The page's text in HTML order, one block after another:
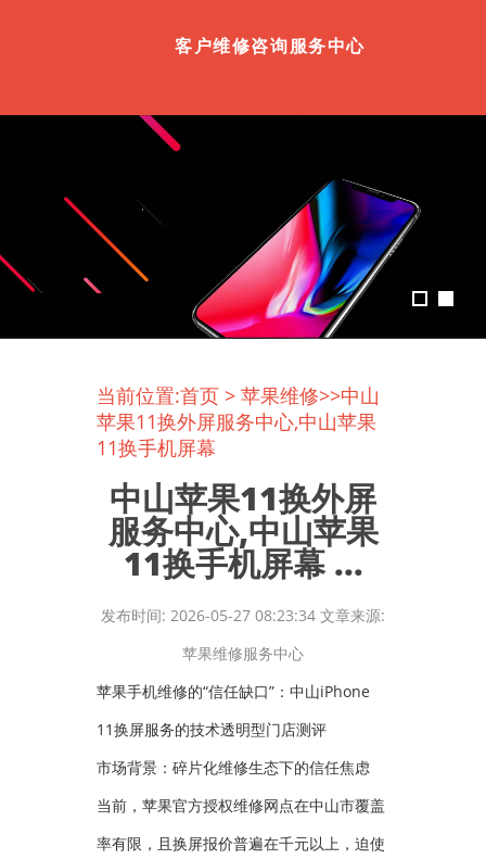
客户维修咨询服务中心
当前位置:首页 > 苹果维修>>中山
苹果11换外屏服务中心,中山苹果
11换手机屏幕
中山苹果11换外屏
服务中心,中山苹果
11换手机屏幕 ...
发布时间: 2026-05-27 08:23:34 文章来源:
苹果维修服务中心
苹果手机维修的“信任缺口”：中山iPhone
11换屏服务的技术透明型门店测评
市场背景：碎片化维修生态下的信任焦虑
当前，苹果官方授权维修网点在中山市覆盖
率有限，且换屏报价普遍在千元以上，迫使